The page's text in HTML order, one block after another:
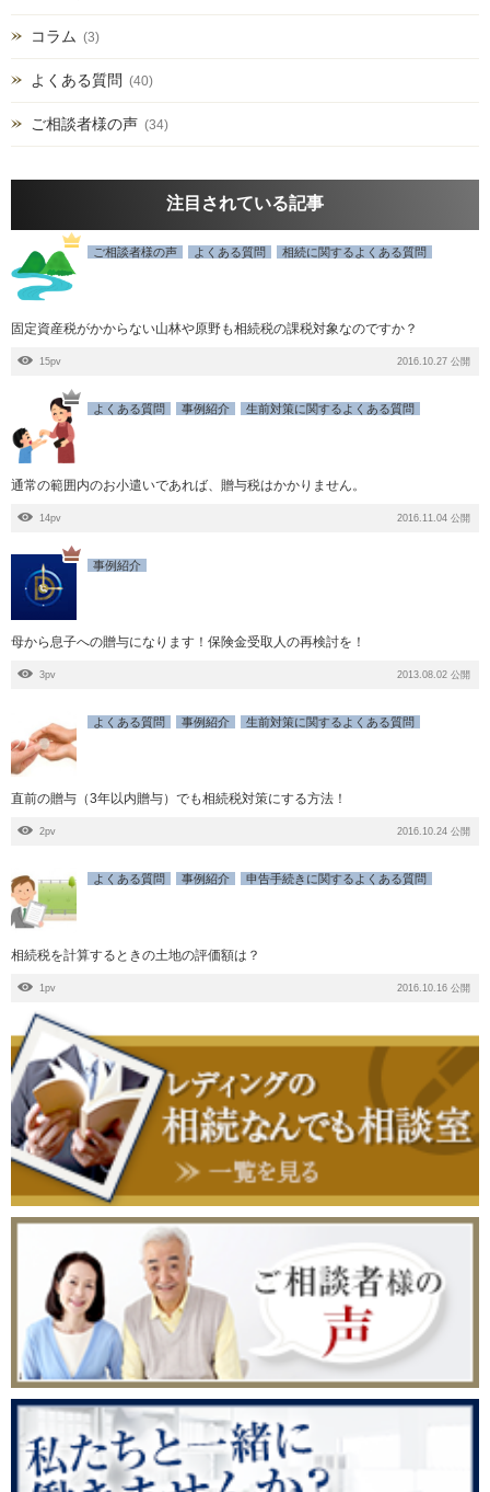
コラム (3)
よくある質問 (40)
ご相談者様の声 (34)
注目されている記事
ご相談者様の声 よくある質問 相続に関するよくある質問
固定資産税がかからない山林や原野も相続税の課税対象なのですか？
15pv 2016.10.27 公開
よくある質問 事例紹介 生前対策に関するよくある質問
通常の範囲内のお小遣いであれば、贈与税はかかりません。
14pv 2016.11.04 公開
事例紹介
母から息子への贈与になります！保険金受取人の再検討を！
3pv 2013.08.02 公開
よくある質問 事例紹介 生前対策に関するよくある質問
直前の贈与（3年以内贈与）でも相続税対策にする方法！
2pv 2016.10.24 公開
よくある質問 事例紹介 申告手続きに関するよくある質問
相続税を計算するときの土地の評価額は？
1pv 2016.10.16 公開